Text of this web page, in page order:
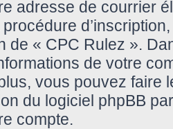
adresse de courrier
de « CPC Rulez ».
de votre
vous pouvez faire
du logiciel phpBB
compte.